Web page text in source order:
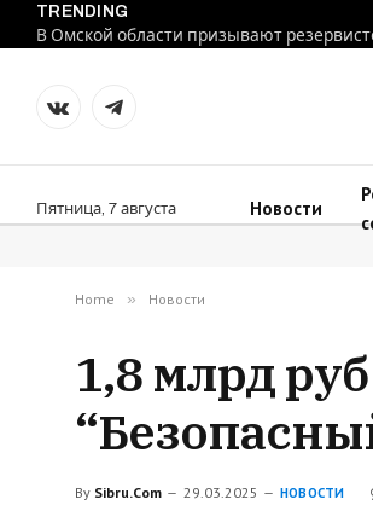
TRENDING
В Омской области призывают
VKontakteTelegram
Пятница, 7 августа Новости
Home » Новости
1,8 млрд
By Sibru.Com 29.03.2025 НОВОСТИ